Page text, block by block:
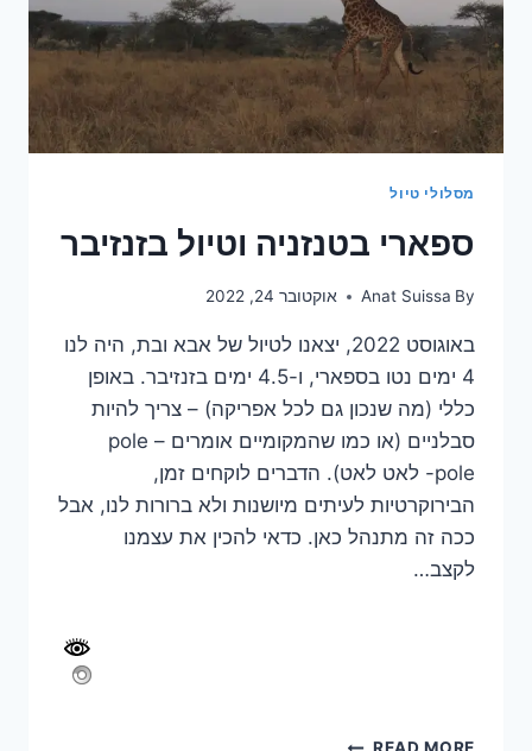
מסלולי טיול
ספארי בטנזניה וטיול בזנזיבר
By
Anat Suissa אוקטובר 24, 2022
באוגוסט 2022, יצאנו לטיול של אבא ובת, היה לנו
4 ימים נטו בספארי, ו-4.5 ימים בזנזיבר. באופן
כללי (מה שנכון גם לכל אפריקה) – צריך להיות
סבלניים (או כמו שהמקומיים אומרים – pole
pole- לאט לאט). הדברים לוקחים זמן,
הבירוקרטיות לעיתים מיושנות ולא ברורות לנו, אבל
ככה זה מתנהל כאן. כדאי להכין את עצמנו
לקצב…
ספארי